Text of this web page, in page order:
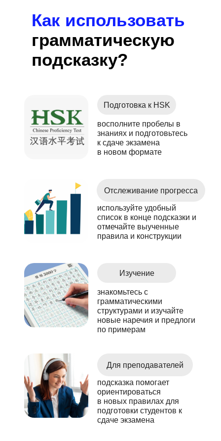
подсказка помогает
ориентироваться
в новых правилах для
подготовки студентов к
сдаче экзамена
Для преподавателей
используйте удобный
список в конце подсказки и
отмечайте выученные
правила и конструкции
Отслеживание прогресса
Подготовка к HSK
восполните пробелы в
знаниях и подготовьтесь
к сдаче экзамена
в новом формате
Изучение
знакомьтесь с
грамматическими
структурами и изучайте
новые наречия и предлоги
по примерам
Как использовать
грамматическую
подсказку?